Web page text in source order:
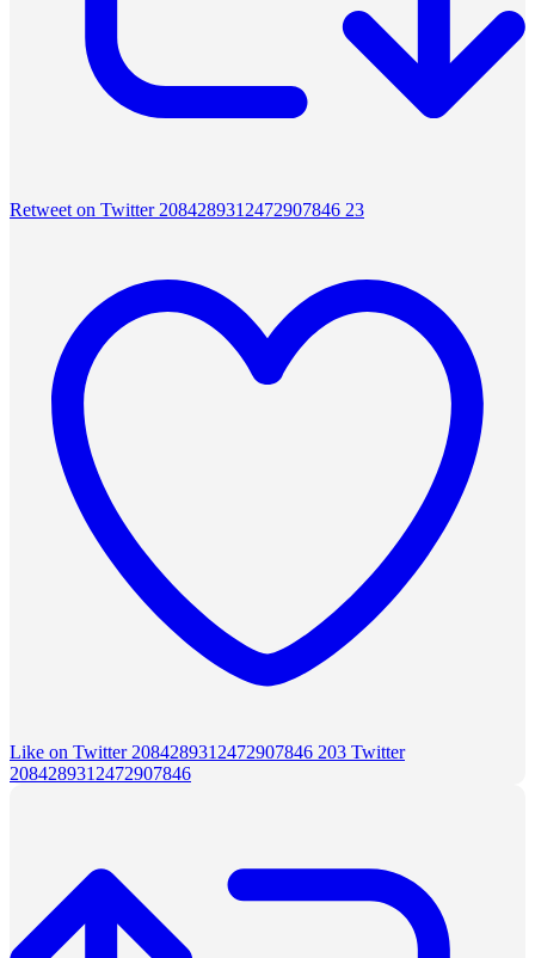
Retweet on Twitter 2084289312472907846 23
Like on Twitter 2084289312472907846 203 Twitter
2084289312472907846